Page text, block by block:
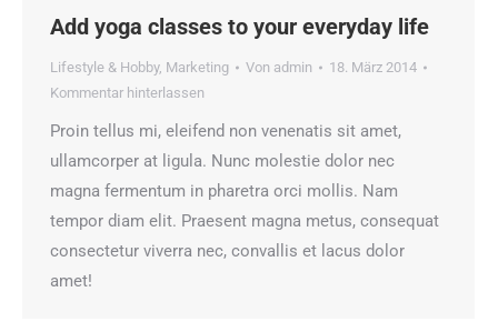
Add yoga classes to your everyday life
Lifestyle & Hobby, Marketing Von admin
18. März 2014
Kommentar hinterlassen
Proin tellus mi, eleifend non venenatis sit amet,
ullamcorper at ligula. Nunc molestie dolor nec
magna fermentum in pharetra orci mollis. Nam
tempor diam elit. Praesent magna metus, consequat
consectetur viverra nec, convallis et lacus dolor
amet!